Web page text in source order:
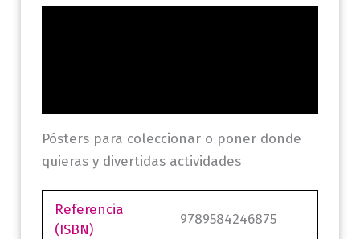
Pósters para coleccionar o poner donde
quieras y divertidas actividades
Referencia
(ISBN)
9789584246875